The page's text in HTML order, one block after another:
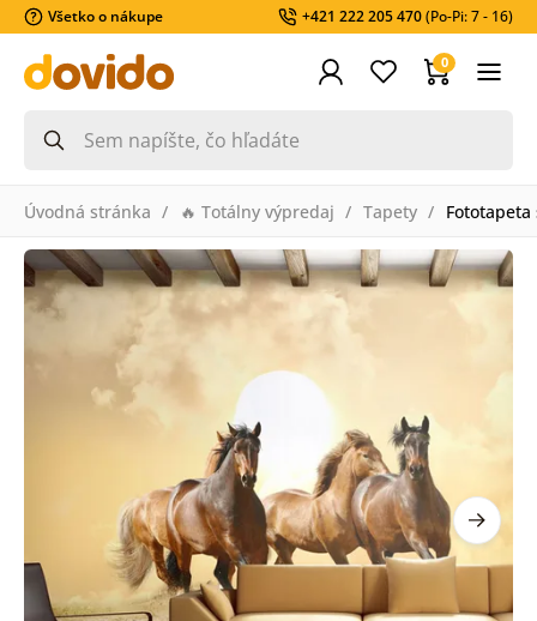
Všetko o nákupe +421 222 205 470(Po-Pi: 7 - 16)
0
Úvodná stránka 🔥 Totálny výpredaj Tapety